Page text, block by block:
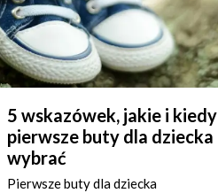
5 wskazówek, jakie i kiedy
pierwsze buty dla dziecka
wybrać
Pierwsze buty dla dziecka